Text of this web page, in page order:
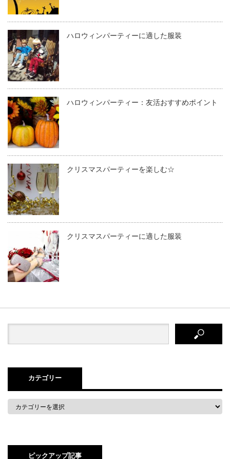
ハロウィンパーティーに適した服装
ハロウィンパーティー：友活おすすめポイント
クリスマスパーティーを楽しむ☆
クリスマスパーティーに適した服装
カテゴリー
ピックアップ記事